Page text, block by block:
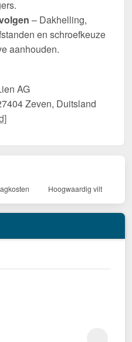
– Dakhelling,
en schroefkeuze
aanhouden.
AG
Zeven, Duitsland
Hoogwaardig vilt